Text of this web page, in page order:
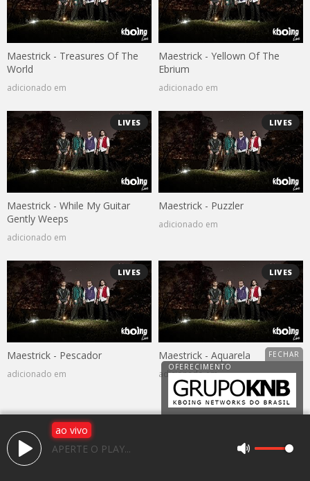
Maestrick - Treasures Of The
World
adicionado em
Maestrick - Yellown Of The
Ebrium
adicionado em
LIVES
Maestrick - While My Guitar
Gently Weeps
adicionado em
LIVES
Maestrick - Puzzler
adicionado em
LIVES
Maestrick - Pescador
adicionado em
LIVES
Maestrick - Aquarela
adicionado em
Av. 25 de janeiro, 1983, Jardim Caparroz
CEP: 15050-466 - São José do Rio Preto / SP
ao vivo
APERTE O PLAY...